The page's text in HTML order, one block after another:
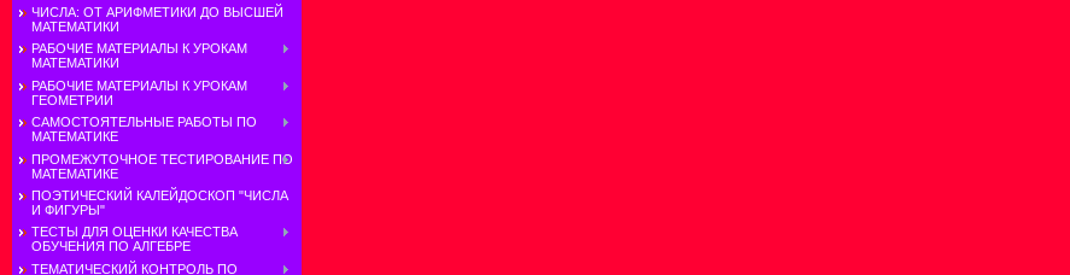
ЧИСЛА: ОТ АРИФМЕТИКИ ДО ВЫСШЕЙ
МАТЕМАТИКИ
РАБОЧИЕ МАТЕРИАЛЫ К УРОКАМ
МАТЕМАТИКИ
РАБОЧИЕ МАТЕРИАЛЫ К УРОКАМ
ГЕОМЕТРИИ
САМОСТОЯТЕЛЬНЫЕ РАБОТЫ ПО
МАТЕМАТИКЕ
ПРОМЕЖУТОЧНОЕ ТЕСТИРОВАНИЕ ПО
МАТЕМАТИКЕ
ПОЭТИЧЕСКИЙ КАЛЕЙДОСКОП "ЧИСЛА
И ФИГУРЫ"
ТЕСТЫ ДЛЯ ОЦЕНКИ КАЧЕСТВА
ОБУЧЕНИЯ ПО АЛГЕБРЕ
ТЕМАТИЧЕСКИЙ КОНТРОЛЬ ПО